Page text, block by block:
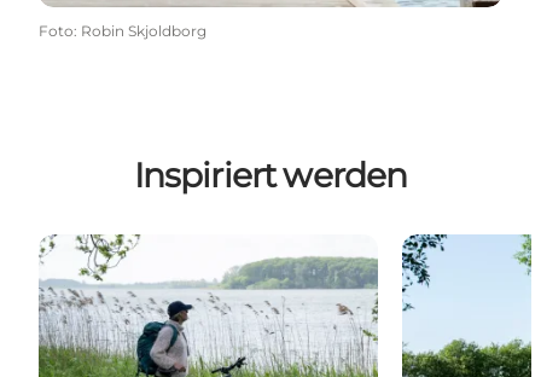
Foto: Robin Skjoldborg
Inspiriert werden
Aktivurlaub Camping